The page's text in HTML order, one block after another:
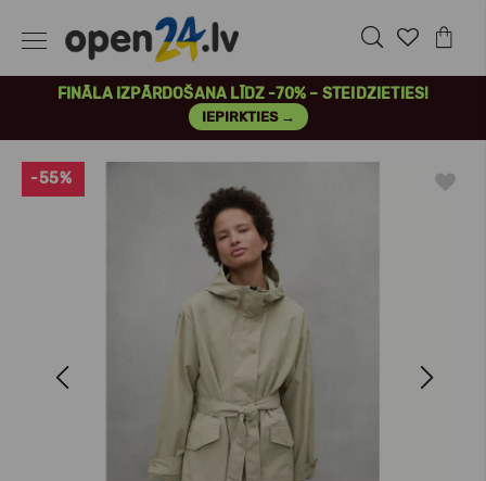
FINĀLA IZPĀRDOŠANA LĪDZ -70% – STEIDZIETIES!
IEPIRKTIES →
Next
-55%